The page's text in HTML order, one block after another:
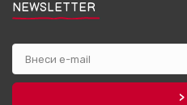
NEWSLETTER